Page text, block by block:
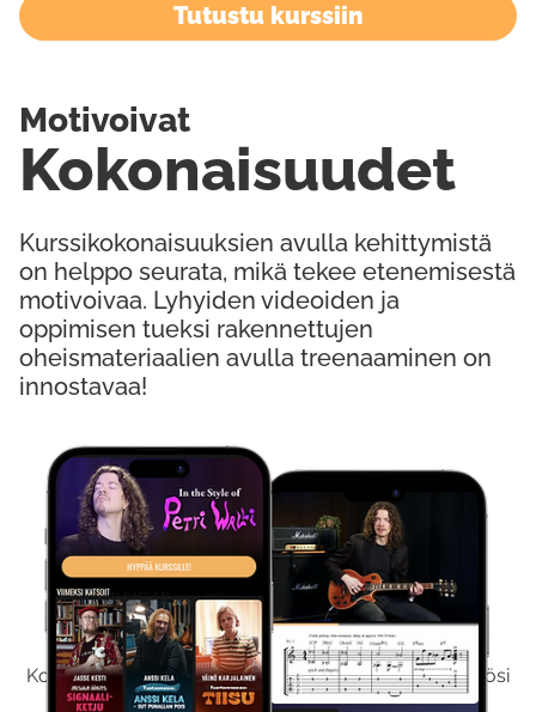
Kokeile Ilmaiseksi
Kokeilemalla ilmaiseksi saat koko sisältömme käyttöösi
viikon ajaksi.
Tutustu kurssiin
Kurssikokonaisuuksien avulla kehittymistä
on helppo seurata, mikä tekee etenemisestä
motivoivaa. Lyhyiden videoiden ja
oppimisen tueksi rakennettujen
oheismateriaalien avulla treenaaminen on
innostavaa!
Kokonaisuudet
Motivoivat